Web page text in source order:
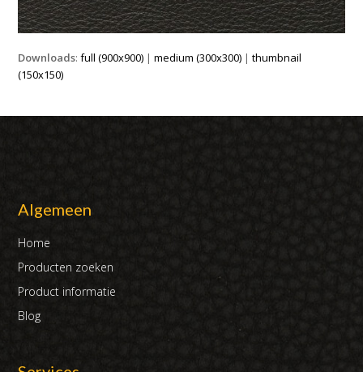
Downloads:full (900x900) |medium (300x300) |thumbnail
(150x150)
Algemeen
Home
Producten zoeken
Product informatie
Blog